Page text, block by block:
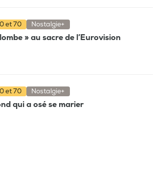
et 70 Nostalgie+
» au sacre de l’Eurovision
et 70 Nostalgie+
qui a osé se marier